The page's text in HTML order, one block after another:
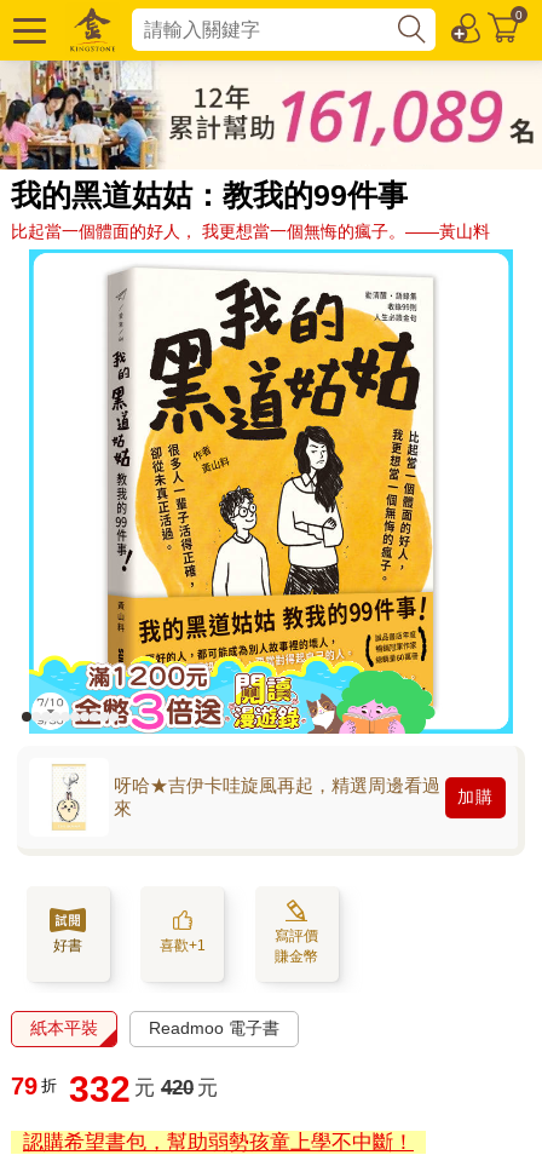
0
我的黑道姑姑：教我的99件事
比起當一個體面的好人， 我更想當一個無悔的瘋子。——黃山料
呀哈★吉伊卡哇旋風再起，精選周邊看過
來
加購
好書 喜歡+1
寫評價
賺金幣
紙本平裝 Readmoo 電子書
79 折 332 元 420 元
認購希望書包，幫助弱勢孩童上學不中斷！